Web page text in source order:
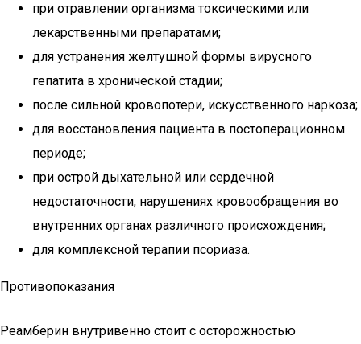
при отравлении организма токсическими или
лекарственными препаратами;
для устранения желтушной формы вирусного
гепатита в хронической стадии;
после сильной кровопотери, искусственного наркоза;
для восстановления пациента в постоперационном
периоде;
при острой дыхательной или сердечной
недостаточности, нарушениях кровообращения во
внутренних органах различного происхождения;
для комплексной терапии псориаза.
Противопоказания
Реамберин внутривенно стоит с осторожностью